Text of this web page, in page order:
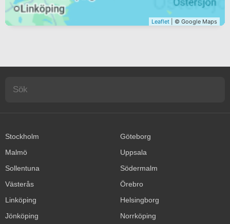
Leaflet | © Google Maps
Stockholm
Göteborg
Malmö
Uppsala
Sollentuna
Södermalm
Västerås
Örebro
Linköping
Helsingborg
Jönköping
Norrköping